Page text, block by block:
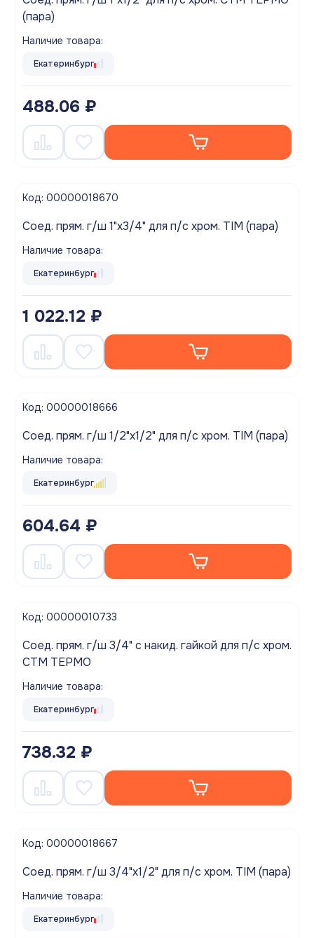
(пара)
Наличие товара:
Екатеринбург
488.06 ₽
Код: 00000018670
Соед. прям. г/ш 1"х3/4" для п/с хром. TIM (пара)
Наличие товара:
Екатеринбург
1 022.12 ₽
Код: 00000018666
Соед. прям. г/ш 1/2"х1/2" для п/с хром. TIM (пара)
Наличие товара:
Екатеринбург
604.64 ₽
Код: 00000010733
Соед. прям. г/ш 3/4" с накид. гайкой для п/с хром.
СТМ ТЕРМО
Наличие товара:
Екатеринбург
738.32 ₽
Код: 00000018667
Соед. прям. г/ш 3/4"х1/2" для п/с хром. TIM (пара)
Наличие товара:
Екатеринбург